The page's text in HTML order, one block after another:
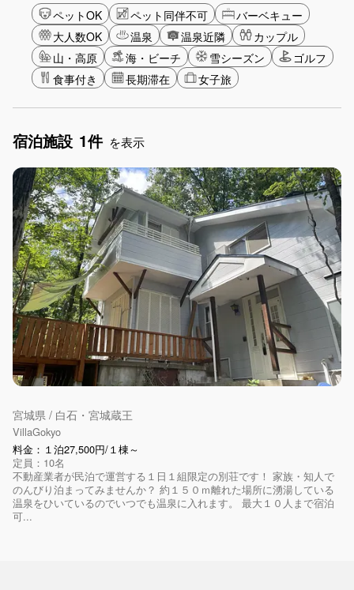
ペットOK ペット同伴不可
バーベキュー
大人数OK
温泉 温泉近隣
カップル
山・高原
海・ビーチ 雪シーズン
ゴルフ
食事付き
長期滞在 女子旅
宿泊施設 1件 を表示
宮城県 / 白石・宮城蔵王
VillaGokyo
料金：１泊27,500円/１棟～
定員：10名
不動産業者が民泊で運営する１日１組限定の別荘です！ 家族・知人で
のんびり泊まってみませんか？ 約１５０ｍ離れた場所に湧湯している
温泉をひいているのでいつでも温泉に入れます。 最大１０人まで宿泊
可...